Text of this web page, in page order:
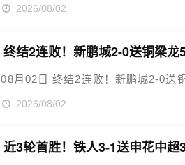
2026/08/02
结2连败！新鹏城2-0送铜梁
月02日 终结2连败！新鹏城2-0送
2026/08/02
3轮首胜！铁人3-1送申花中